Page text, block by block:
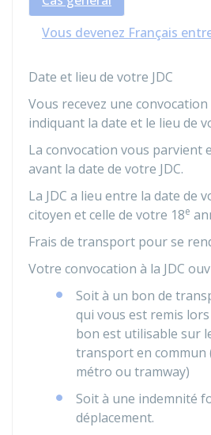
Vous devenez Français
Date et lieu de votre JDC
Vous recevez une
indiquant la date et le lieu de
La convocation vous parvient
avant la date de votre JDC.
La JDC a lieu entre la date de
citoyen et celle de votre 18e
Frais de transport pour se
Votre convocation à la JDC
Soit à un bon de
qui vous est remis lors
bon est utilisable sur
transport en commun
métro ou tramway)
Soit à une indemnité
déplacement.